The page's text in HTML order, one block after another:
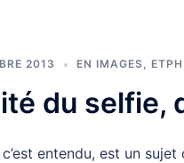
2013 EN IMAGES, ETPH
du selfie,
entendu, est un